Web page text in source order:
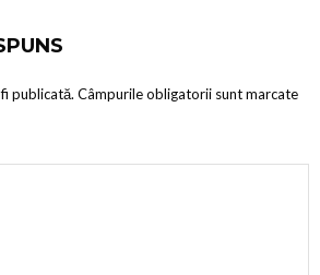
publicată. Câmpurile obligatorii sunt marcate